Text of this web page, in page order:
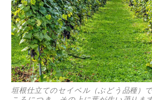
垣根仕立てのセイベル（ぶどう品種）